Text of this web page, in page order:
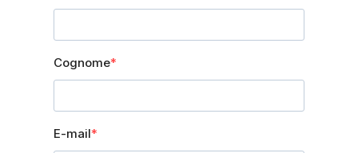
Cognome
E-mail